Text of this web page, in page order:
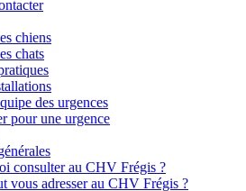
chiens
chats
des urgences
pour une urgence
consulter au CHV Frégis ?
vous adresser au CHV Frégis ?